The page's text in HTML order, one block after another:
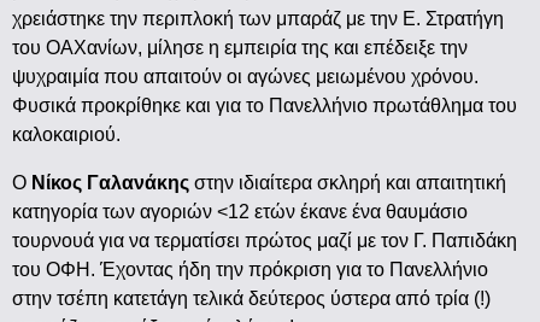
χρειάστηκε την περιπλοκή των μπαράζ με την Ε. Στρατήγη
του ΟΑΧανίων, μίλησε η εμπειρία της και επέδειξε την
ψυχραιμία που απαιτούν οι αγώνες μειωμένου χρόνου.
Φυσικά προκρίθηκε και για το Πανελλήνιο πρωτάθλημα του
καλοκαιριού.
Ο Νίκος Γαλανάκης στην ιδιαίτερα σκληρή και απαιτητική
κατηγορία των αγοριών <12 ετών έκανε ένα θαυμάσιο
τουρνουά για να τερματίσει πρώτος μαζί με τον Γ. Παπιδάκη
του ΟΦΗ. Έχοντας ήδη την πρόκριση για το Πανελλήνιο
στην τσέπη κατετάγη τελικά δεύτερος ύστερα από τρία (!)